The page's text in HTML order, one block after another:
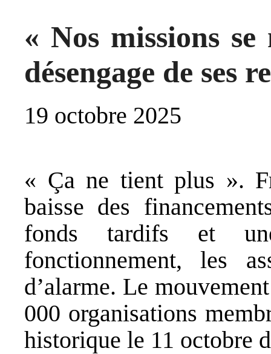
« Nos missions
désengage de ses
19 octobre 2025
« Ça ne tient plus ».
baisse des
fonds tardifs et
fonctionnement, les
d’alarme. Le
000 organisations
historique le 11 octobre